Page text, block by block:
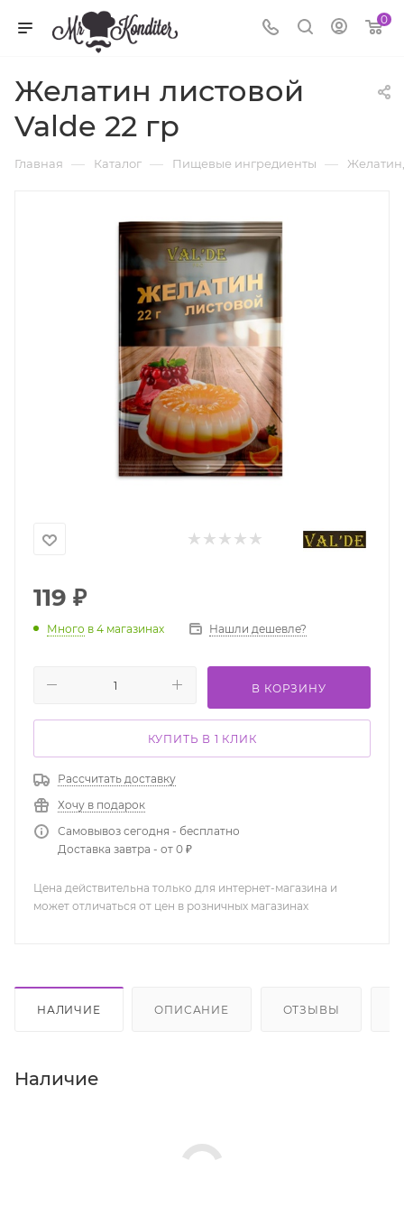
0
Желатин листовой
Valde 22 гр
Главная — Каталог — Пищевые ингредиенты —
119 ₽
Много в 4 магазинах Нашли дешевле?
В КОРЗИНУ
КУПИТЬ В 1 КЛИК
Рассчитать доставку
Хочу в подарок
Самовывоз сегодня - бесплатно
Доставка завтра - от 0 ₽
Цена действительна только для интернет-магазина и
может отличаться от цен в розничных магазинах
НАЛИЧИЕ ОПИСАНИЕ ОТЗЫВЫ
Наличие